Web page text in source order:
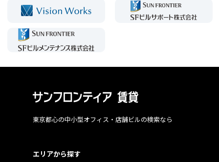
東京都心の中小型オフィス・店舗ビルの検索なら
エリアから探す